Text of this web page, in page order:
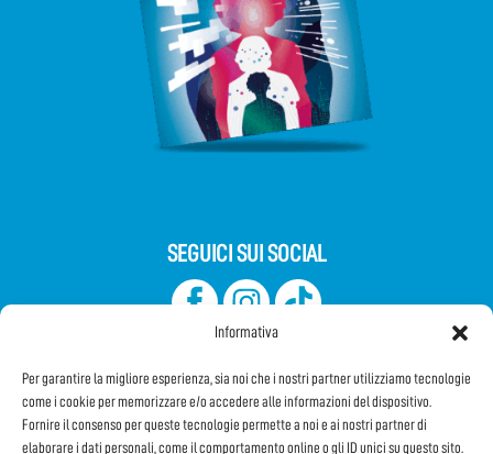
Informativa
Per garantire la migliore esperienza, sia noi che i nostri partner utilizziamo tecnologie
come i cookie per memorizzare e/o accedere alle informazioni del dispositivo.
Fornire il consenso per queste tecnologie permette a noi e ai nostri partner di
elaborare i dati personali, come il comportamento online o gli ID unici su questo sito.
SEGUICI SUI SOCIAL